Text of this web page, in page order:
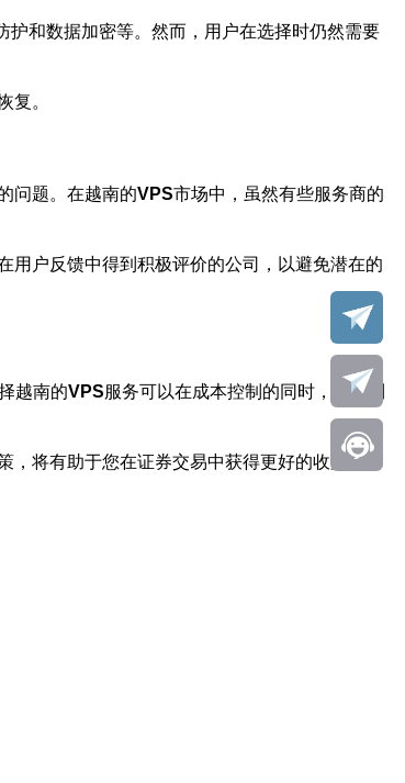
和数据加密等。然而，用户在选择时仍然需要
复。
问题。在越南的VPS市场中，虽然有些服务商的
用户反馈中得到积极评价的公司，以避免潜在的
越南的VPS服务可以在成本控制的同时，享受到
，将有助于您在证券交易中获得更好的收益。